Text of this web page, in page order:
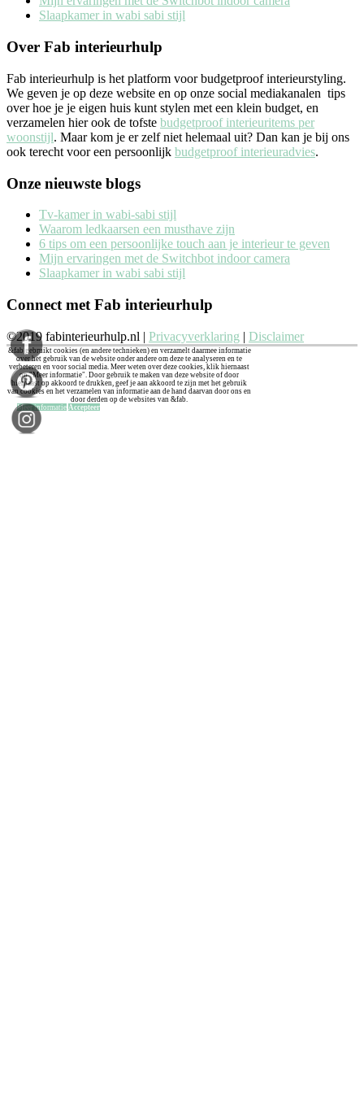
Slaapkamer in wabi sabi stijl
Over Fab interieurhulp
Fab interieurhulp is het platform voor budgetproof interieurstyling.
We geven je op deze website en op onze social mediakanalen tips
over hoe je je eigen huis kunt stylen met een klein budget, en
verzamelen hier ook de tofste budgetproof interieuritems per
woonstijl. Maar kom je er zelf niet helemaal uit? Dan kan je bij ons
ook terecht voor een persoonlijk budgetproof interieuradvies.
Onze nieuwste blogs
Tv-kamer in wabi-sabi stijl
Waarom ledkaarsen een musthave zijn
6 tips om een persoonlijke touch aan je interieur te geven
Mijn ervaringen met de Switchbot indoor camera
Slaapkamer in wabi sabi stijl
Connect met Fab interieurhulp
©2019 fabinterieurhulp.nl | Privacyverklaring | Disclaimer
&fab gebruikt cookies (en andere technieken) en verzamelt daarmee informatie
over het gebruik van de website onder andere om deze te analyseren en te
verbeteren en voor social media. Meer weten over deze cookies, klik hiernaast
op "Meer informatie". Door gebruik te maken van deze website of door
hiernaast op akkoord te drukken, geef je aan akkoord te zijn met het gebruik
van cookies en het verzamelen van informatie aan de hand daarvan door ons en
door derden op de websites van &fab.
Meer informatie Accepteer